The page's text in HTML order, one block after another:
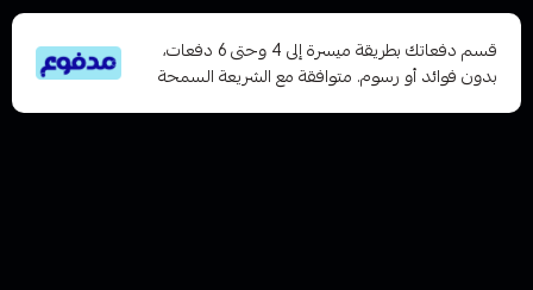
قسم دفعاتك بطريقة ميسرة إلى 4 وحتى 6 دفعات،
بدون فوائد أو رسوم. متوافقة مع الشريعة السمحة